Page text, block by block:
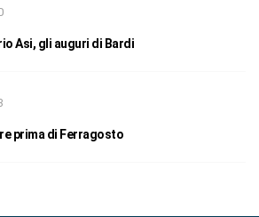
Asi, gli auguri di Bardi
prima di Ferragosto